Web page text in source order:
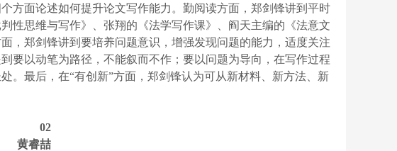
方面论述如何提升论文写作能力。勤阅读方面，郑剑锋讲到平时
性思维与写作》、张翔的《法学写作课》、阎天主编的《法意文
，郑剑锋讲到要培养问题意识，增强发现问题的能力，适度关注
要以动笔为路径，不能叙而不作；要以问题为导向，在写作过程
。最后，在“有创新”方面，郑剑锋认为可从新材料、新方法、新
02
黄睿喆